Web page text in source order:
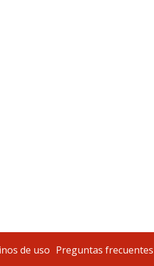
de uso Preguntas frecuentes